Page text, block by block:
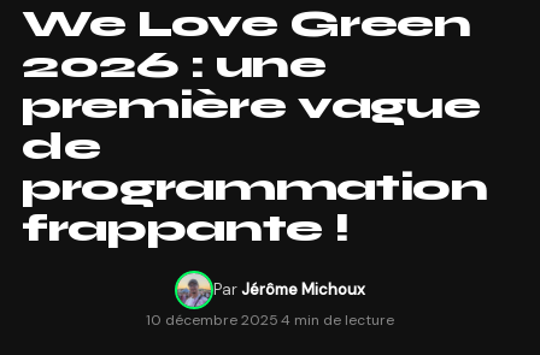
We Love Green
2026 : une
première vague
de
programmation
frappante !
ParJérôme Michoux
10 décembre 20254 min de lecture